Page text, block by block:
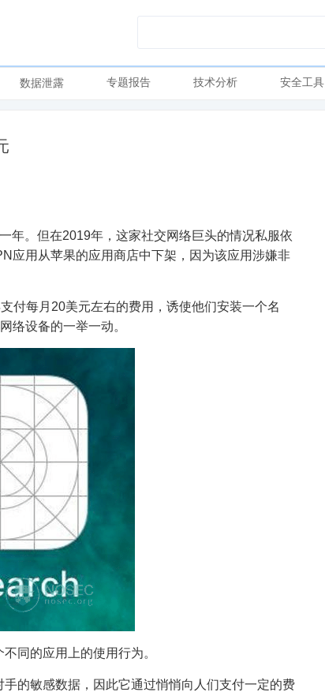
数据泄露 专题报告 技术分析 安全工具
年。但在2019年，这家社交网络巨头的情况私服依
应用从苹果的应用商店中下架，因为该应用涉嫌非
付每月20美元左右的费用，诱使他们安装一个名
络设备的一举一动。
同的应用上的使用行为。
的敏感数据，因此它通过悄悄向人们支付一定的费